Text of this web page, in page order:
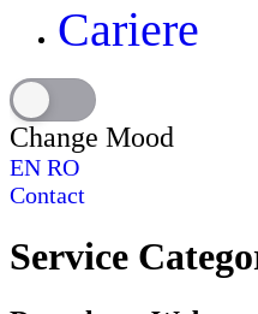
Cariere
Change Mood
EN RO
Contact
Service